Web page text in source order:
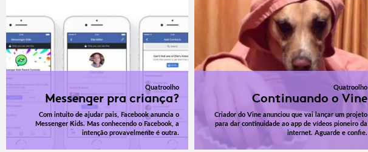
Quatroolho
Messenger pra criança?
Com intuito de ajudar pais, Facebook anuncia o
Messenger Kids. Mas conhecendo o Facebook, a
intenção provavelmente é outra.
Quatroolho
Continuando o Vine
Criador do Vine anunciou que vai lançar um projeto
para dar continuidade ao app de vídeos pioneiro da
internet. Aguarde e confie.